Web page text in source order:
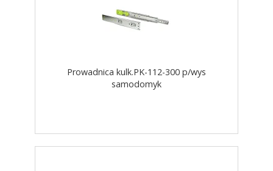
Prowadnica kulk.PK-112-300 p/wys
samodomyk